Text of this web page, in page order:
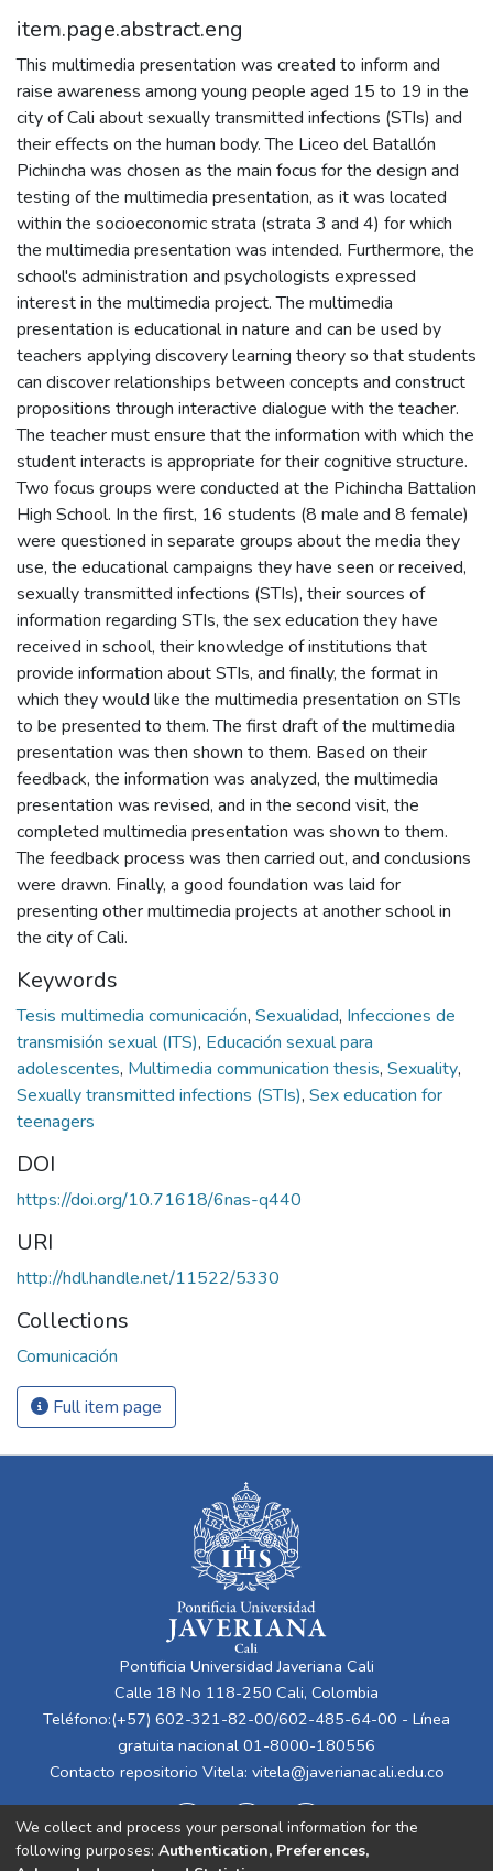
item.page.abstract.eng
This multimedia presentation was created to inform and
raise awareness among young people aged 15 to 19 in the
city of Cali about sexually transmitted infections (STIs) and
their effects on the human body. The Liceo del Batallón
Pichincha was chosen as the main focus for the design and
testing of the multimedia presentation, as it was located
within the socioeconomic strata (strata 3 and 4) for which
the multimedia presentation was intended. Furthermore, the
school's administration and psychologists expressed
interest in the multimedia project. The multimedia
presentation is educational in nature and can be used by
teachers applying discovery learning theory so that students
can discover relationships between concepts and construct
propositions through interactive dialogue with the teacher.
The teacher must ensure that the information with which the
student interacts is appropriate for their cognitive structure.
Two focus groups were conducted at the Pichincha Battalion
High School. In the first, 16 students (8 male and 8 female)
were questioned in separate groups about the media they
use, the educational campaigns they have seen or received,
sexually transmitted infections (STIs), their sources of
information regarding STIs, the sex education they have
received in school, their knowledge of institutions that
provide information about STIs, and finally, the format in
which they would like the multimedia presentation on STIs
to be presented to them. The first draft of the multimedia
presentation was then shown to them. Based on their
feedback, the information was analyzed, the multimedia
presentation was revised, and in the second visit, the
completed multimedia presentation was shown to them.
The feedback process was then carried out, and conclusions
were drawn. Finally, a good foundation was laid for
presenting other multimedia projects at another school in
the city of Cali.
Keywords
Tesis multimedia comunicación, Sexualidad, Infecciones de
transmisión sexual (ITS), Educación sexual para
adolescentes, Multimedia communication thesis, Sexuality,
Sexually transmitted infections (STIs), Sex education for
teenagers
DOI
https://doi.org/10.71618/6nas-q440
URI
http://hdl.handle.net/11522/5330
Collections
Comunicación
Full item page
Pontificia Universidad Javeriana Cali
Calle 18 No 118-250 Cali, Colombia
Teléfono:(+57) 602-321-82-00/602-485-64-00 - Línea
gratuita nacional 01-8000-180556
Contacto repositorio Vitela: vitela@javerianacali.edu.co
We collect and process your personal information for the
following purposes: Authentication, Preferences,